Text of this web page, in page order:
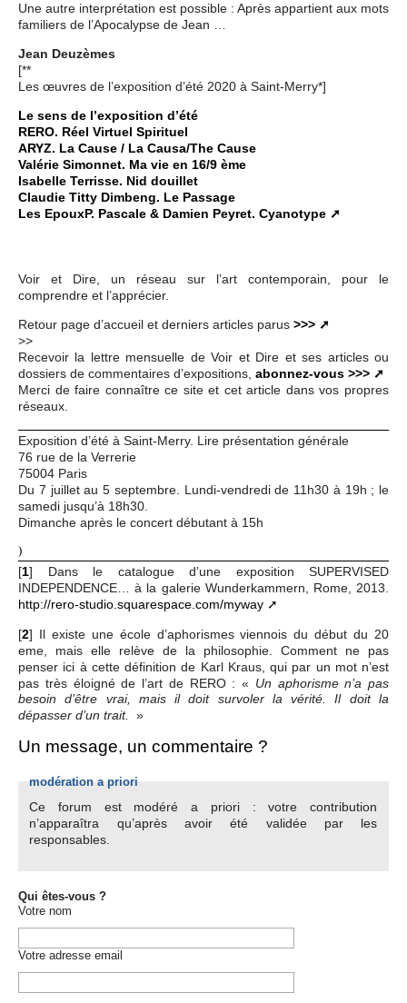
Une autre interprétation est possible : Après appartient aux mots
familiers de l’Apocalypse de Jean …
Jean Deuzèmes
[**
Les œuvres de l’exposition d’été 2020 à Saint-Merry*]
Le sens de l’exposition d’été
RERO. Réel Virtuel Spirituel
ARYZ. La Cause / La Causa/The Cause
Valérie Simonnet. Ma vie en 16/9 ème
Isabelle Terrisse. Nid douillet
Claudie Titty Dimbeng. Le Passage
Les EpouxP. Pascale & Damien Peyret. Cyanotype
Voir et Dire, un réseau sur l’art contemporain, pour le
comprendre et l’apprécier.
Retour page d’accueil et derniers articles parus >>>
>>
Recevoir la lettre mensuelle de Voir et Dire et ses articles ou
dossiers de commentaires d’expositions, abonnez-vous >>>
Merci de faire connaître ce site et cet article dans vos propres
réseaux.
Exposition d’été à Saint-Merry. Lire présentation générale
76 rue de la Verrerie
75004 Paris
Du 7 juillet au 5 septembre. Lundi-vendredi de 11h30 à 19h ; le
samedi jusqu’à 18h30.
Dimanche après le concert débutant à 15h
)
[1] Dans le catalogue d’une exposition SUPERVISED
INDEPENDENCE… à la galerie Wunderkammern, Rome, 2013.
http://rero-studio.squarespace.com/myway
[2] Il existe une école d’aphorismes viennois du début du 20
eme, mais elle relève de la philosophie. Comment ne pas
penser ici à cette définition de Karl Kraus, qui par un mot n’est
pas très éloigné de l’art de RERO : « Un aphorisme n’a pas
besoin d’être vrai, mais il doit survoler la vérité. Il doit la
dépasser d’un trait.
»
Un message, un commentaire ?
modération a priori
Ce forum est modéré a priori : votre contribution
n’apparaîtra qu’après avoir été validée par les
responsables.
Qui êtes-vous ?
Votre nom
Votre adresse email